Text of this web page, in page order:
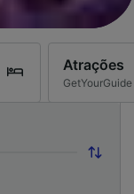
Atrações
GetYourGuide